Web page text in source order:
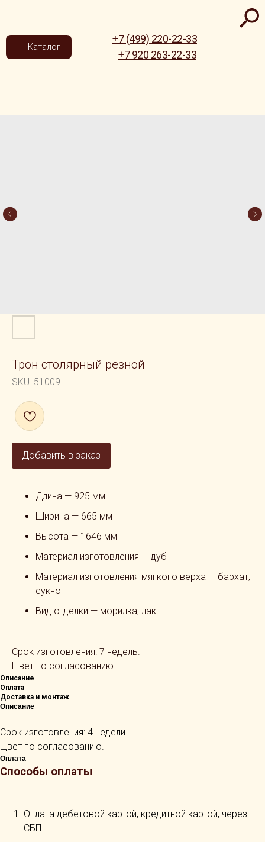
+7 920 263-22-33
+7 (499) 220-22-33
Каталог
Трон столярный резной
SKU: 51009
Добавить в заказ
Длина — 925 мм
Ширина — 665 мм
Высота — 1646 мм
Материал изготовления — дуб
Материал изготовления мягкого верха — бархат,
сукно
Вид отделки — морилка, лак
Срок изготовления: 7 недель.
Цвет по согласованию.
Описание
Оплата
Доставка и монтаж
Описание
Срок изготовления: 4 недели.
Цвет по согласованию.
Оплата
Способы оплаты
Оплата дебетовой картой, кредитной картой, через
СБП.